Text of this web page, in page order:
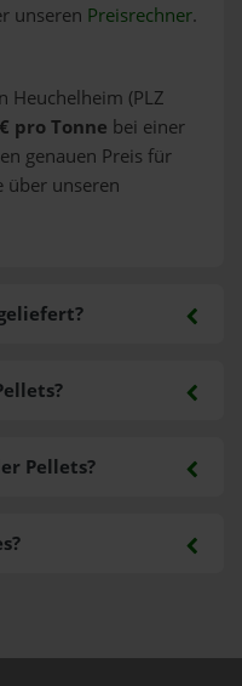
unseren Preisrechner.
Heuchelheim (PLZ
pro Tonne bei einer
genauen Preis für
über unseren
Pellets?